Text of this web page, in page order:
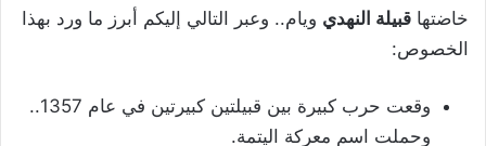
خاضتها قبيلة النهدي ويام.. وعبر التالي إليكم أبرز ما ورد بهذا
الخصوص:
وقعت حرب كبيرة بين قبيلتين كبيرتين في عام 1357..
وحملت اسم معركة اليتمة.